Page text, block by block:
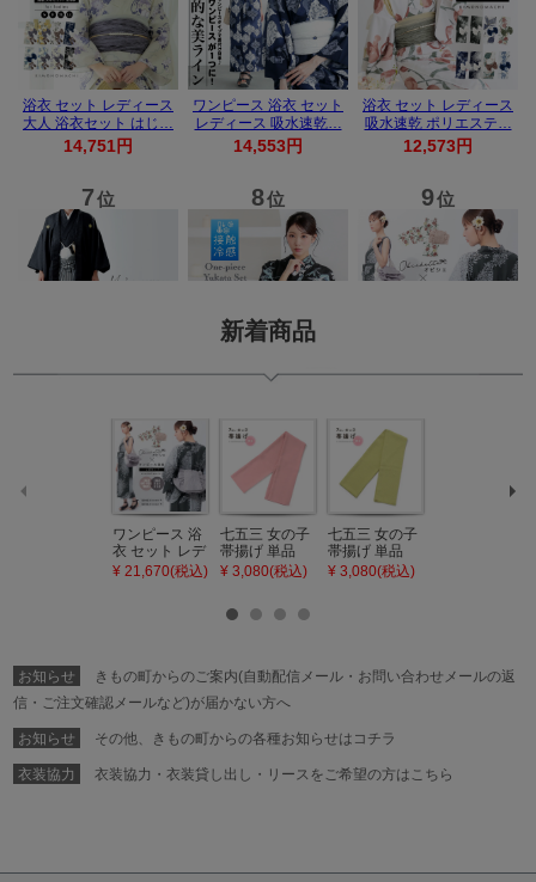
新着商品
ワンピース 浴
衣 セット レデ
ィース 吸水速
乾 ポリエステ
シェ）「ラン
タン・夜の葉
音・金継ぎ・
プ」Fサイズ
カシュクール
ワンピース 簡
単着付け 大人
¥ 21,670(税込)
七五三 女の子
帯揚げ 単品
「灰桃色」日
本製 7歳 女児
びあげ 和装 着
HI オリジナル
【メール便不
可】
¥ 3,080(税込)
七五三 女の子
帯揚げ 単品
「若葉色」日
本製 7歳 女児
HI オリジナル
【メール便不
¥ 3,080(税込)
HI オリジナル
【メール便不
お知らせ
きもの町からのご案内(自動配信メール・お問い合わせメールの返
信・ご注文確認メールなど)が届かない方へ
お知らせ その他、きもの町からの各種お知らせはコチラ
衣装協力 衣装協力・衣装貸し出し・リースをご希望の方はこちら